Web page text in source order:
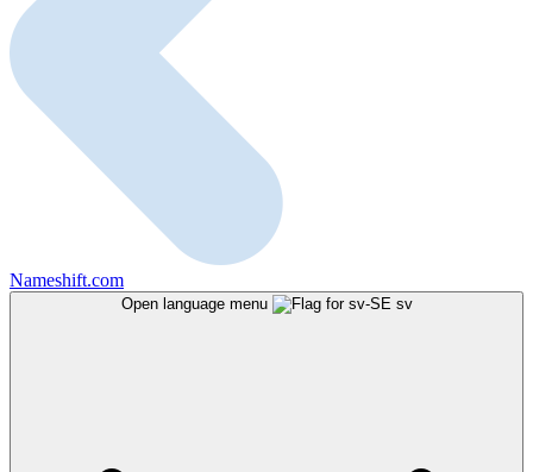
Nameshift.com
Open language menu sv